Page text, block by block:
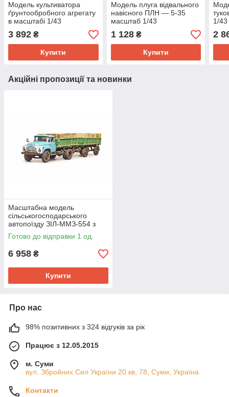
Модель культиватора
ґрунтообробного агрегату
в масштабі 1/43
3 892 ₴
Купити
Модель плуга відвального
навісного ПЛН — 5-35
масштаб 1/43
1 128₴
Купити
1/43
2
Акційні пропозиції та новинки
Масштабна модель
сільськогосподарського
автопоїзду ЗІЛ-ММЗ-554 з
причепом ГКБ-819 (VScor).
Готово до відправки 1 од.
6 958 ₴
Купити
Про нас
98% позитивних з 324 відгуків за рік
Працює з 12.05.2015
м. Суми
вул. Збройних Сил України 20 кв, 78, Суми, Україна
Контакти